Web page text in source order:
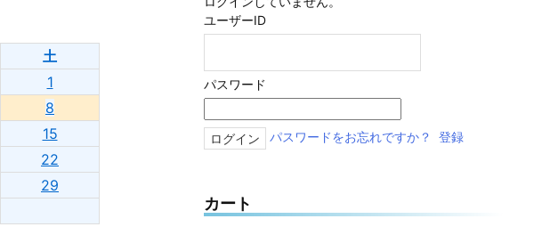
土
1
8
15
22
29
ユーザーID
パスワード
パスワードをお忘れですか？ 登録
カート